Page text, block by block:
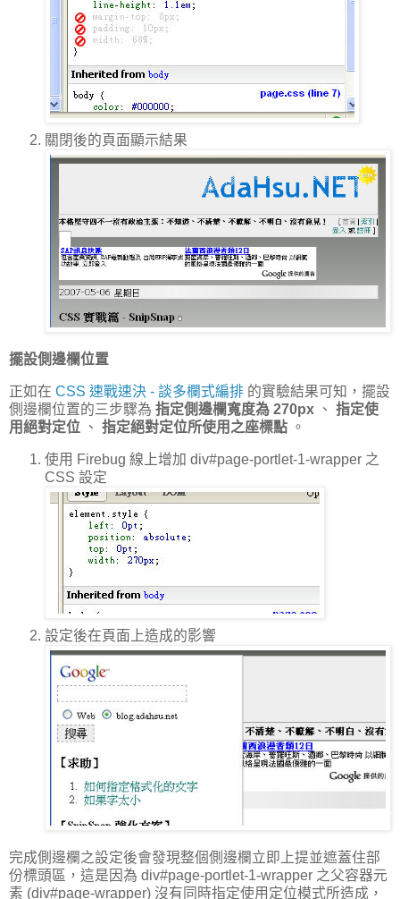
關閉後的頁面顯示結果
擺設側邊欄位置
正如在 CSS 速戰速決 - 談多欄式編排 的實驗結果可知，擺設
側邊欄位置的三步驟為 指定側邊欄寬度為 270px 、 指定使
用絕對定位 、 指定絕對定位所使用之座標點 。
使用 Firebug 線上增加 div#page-portlet-1-wrapper 之
CSS 設定
設定後在頁面上造成的影響
完成側邊欄之設定後會發現整個側邊欄立即上提並遮蓋住部
份標頭區，這是因為 div#page-portlet-1-wrapper 之父容器元
素 (div#page-wrapper) 沒有同時指定使用定位模式所造成，